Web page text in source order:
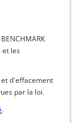
et les
d'effacement
par la loi.
.